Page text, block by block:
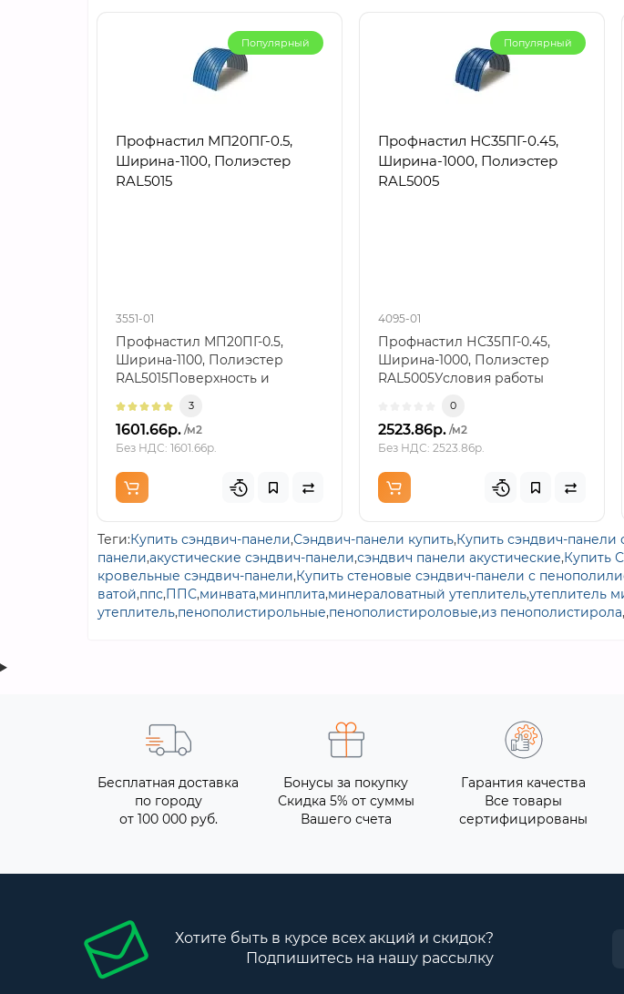
Популярный
Профнастил МП20ПГ-0.5,
Ширина-1100, Полиэстер
RAL5015
3551-01
Профнастил МП20ПГ-0.5,
Ширина-1100, Полиэстер
RAL5015Поверхность и
пол..
3
1601.66р. /м2
Без НДС: 1601.66р.
Популярный
Профнастил НС35ПГ-0.45,
Ширина-1000, Полиэстер
RAL5005
4095-01
Профнастил НС35ПГ-0.45,
Ширина-1000, Полиэстер
RAL5005Условия работы
0
2523.86р. /м2
Без НДС: 2523.86р.
Теги:Купить сэндвич-панели,Сэндвич-панели купить,Купить сэндвич-панели
панели,акустические сэндвич-панели,сэндвич панели акустические,Купить
кровельные сэндвич-панели,Купить стеновые сэндвич-панели с
ватой,ппс,ППС,минвата,минплита,минераловатный утеплитель,утеплитель
утеплитель,пенополистирольные,пенополистироловые,из пенополистирола,
Бесплатная доставка
по городу
от 100 000 руб.
Бонусы за покупку
Скидка 5% от суммы
Вашего счета
Гарантия качества
Все товары
сертифицированы
Хотите быть в курсе всех акций и скидок?
Подпишитесь на нашу рассылку